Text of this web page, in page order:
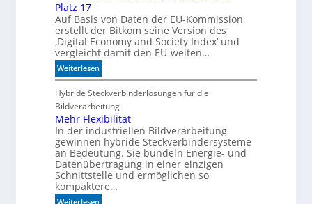
s
e
r
e
M
a
s
c
h
i
n
e
n
b
e
d
Platz 17
Auf Basis von Daten der EU-Kommission
erstellt der Bitkom seine Version des
‚Digital Economy and Society Index‘ und
vergleicht damit den EU-weiten…
Weiterlesen:
D
e
u
t
s
c
h
l
a
n
Hybride Steckverbinderlösungen für die
Bildverarbeitung
Mehr Flexibilität
In der industriellen Bildverarbeitung
gewinnen hybride Steckverbindersysteme
an Bedeutung. Sie bündeln Energie- und
Datenübertragung in einer einzigen
Schnittstelle und ermöglichen so
kompaktere…
Weiterlesen: